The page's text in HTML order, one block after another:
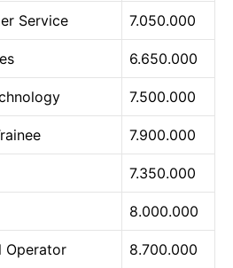
Service 7.050.000
6.650.000
7.500.000
7.900.000
7.350.000
8.000.000
Operator 8.700.000